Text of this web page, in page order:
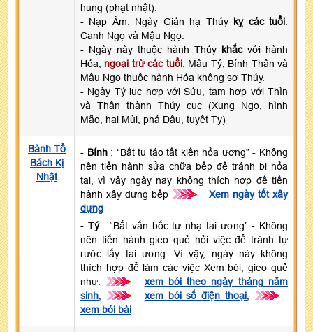
hung (phạt nhật).
- Nạp Âm: Ngày Giản hạ Thủy kỵ các tuổi:
Canh Ngọ và Mậu Ngọ.
- Ngày này thuộc hành Thủy khắcvới hành
Hỏa, ngoại trừ các tuổi: Mậu Tý, Bính Thân và
Mậu Ngọ thuộc hành Hỏa không sợ Thủy.
- Ngày Tý lục hợp với Sửu, tam hợp với Thìn
và Thân thành Thủy cục (Xung Ngọ, hình
Mão, hại Mùi, phá Dậu, tuyệt Tỵ)
Bành Tổ
Bách Kị
Nhật
- Bính: “Bất tu táo tất kiến hỏa ương” - Không
nên tiến hành sửa chữa bếp để tránh bị hỏa
tai, vì vậy ngày nay không thích hợp để tiến
hành xây dựng bếp
>>>
Xem ngày tốt xây
dựng
- Tý: “Bất vấn bốc tự nhạ tai ương” - Không
nên tiến hành gieo quẻ hỏi việc để tránh tự
rước lấy tai ương. Vì vậy, ngày này không
thích hợp để làm các việc Xem bói, gieo quẻ
như:
>>>
xem bói theo ngày tháng năm
sinh
>>> xem bói số điện thoại
>>>
xem bói bài